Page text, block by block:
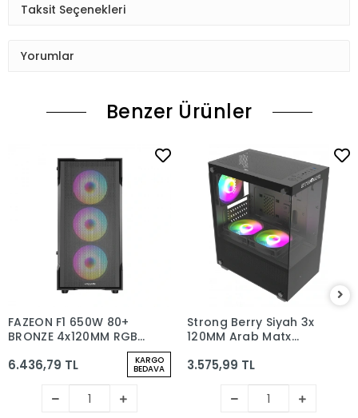
Taksit Seçenekleri
Yorumlar
Benzer Ürünler
FAZEON F1 650W 80+
BRONZE 4x120MM RGB
FANLI mATX MESH KASA
6.436,79 TL KARGO
BEDAVA
Strong Berry Siyah 3x
120MM Argb Matx
Kasası Powersız
3.575,99 TL